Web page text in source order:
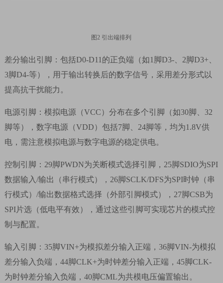
图2 引出端排列
差分输出引脚：包括D0-D11 的正负端（如1 脚D3-、 2脚D3+
3脚D4-等），用于输出转换后的数字信号，采用差分形式以
提高抗干扰能力。
电源引脚：模拟电源（VCC）分布在多个引脚（如30脚、 32
脚等），数字电源（VDD）包括7脚、 24脚等，均为1.8V供
电，需注意模拟电源与数字电源的稳定供电。
控制引脚： 29脚PWDN为关断模式选择引脚， 25脚SDIO为SPI
数据输入 /输出（串行模式）， 26脚SCLK/DFS为SPI时钟（串
行模式） /输出数据格式选择（外部引脚模式）， 27脚CSB为
SPI片选（低电平有效），通过这些引脚可实现芯片的模式控
制与配置。
输入引脚： 35脚VIN+为模拟差分输入正端， 36脚VIN-为模拟
差分输入负端， 44脚CLK+为时钟差分输入正端， 45脚CLK-
为时钟差分输入负端， 40脚CML为共模电压偏置输出。